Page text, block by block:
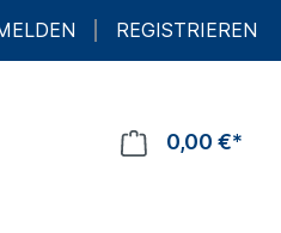
REGISTRIEREN
0,00 €*